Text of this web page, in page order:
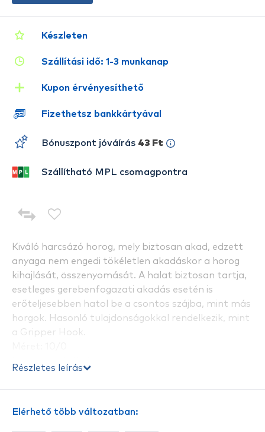
Kiváló harcsázó horog, mely biztosan akad, edzett
anyaga nem engedi tökéletlen akadáskor a horog
kihajlását, összenyomását. A halat biztosan tartja,
esetleges gerebenfogazati akadás esetén is
erőteljesebben hatol be a csontos szájba, mint más
horgok. Hasonló tulajdonságokkal rendelkezik, mint
a Gripper Hook.
Részletes leírás
Elérhető több változatban:
Készleten
Szállítási idő: 1-3 munkanap
Kupon érvényesíthető
Fizethetsz bankkártyával
Bónuszpont jóváírás 43 Ft
Szállítható MPL csomagpontra